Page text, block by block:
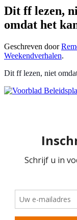
Dit ff lezen,
omdat het
Geschreven door
Weekendverhalen.
Dit ff lezen, niet